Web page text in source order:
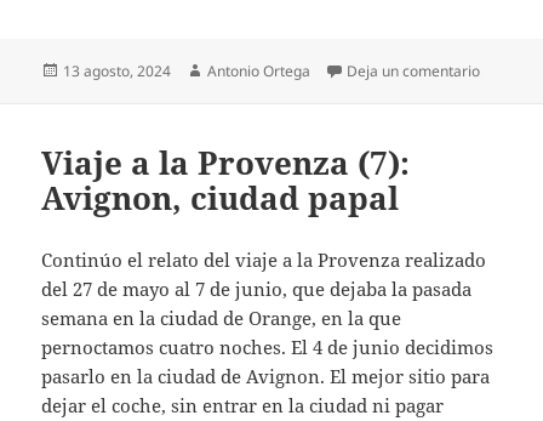
Publicado
13 agosto, 2024 Autor
Antonio Ortega Deja un comentarioen Viaje
Viaje a la Provenza (7):
Avignon, ciudad papal
Continúo el relato del viaje a la Provenza realizado
del 27 de mayo al 7 de junio, que dejaba la pasada
semana en la ciudad de Orange, en la que
pernoctamos cuatro noches. El 4 de junio decidimos
pasarlo en la ciudad de Avignon. El mejor sitio para
dejar el coche, sin entrar en la ciudad ni pagar